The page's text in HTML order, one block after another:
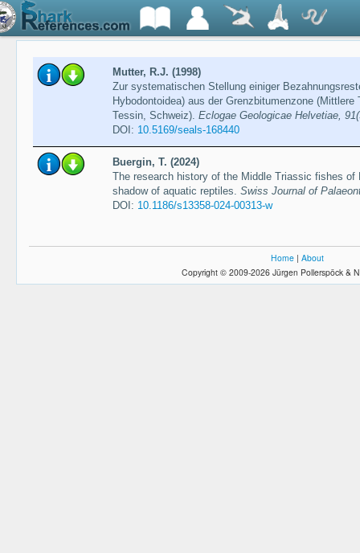
Mutter, R.J. (1998)
Zur systematischen Stellung einiger
Hybodontoidea) aus der Grenzbitumenzone
Tessin, Schweiz). Eclogae Geologicae Helvetiae,
DOI: 10.5169/seals-168440
Buergin, T. (2024)
The research history of the Middle Triassic fishes
shadow of aquatic reptiles. Swiss Journal of
DOI: 10.1186/s13358-024-00313-w
Home | About
Copyright © 2009-2026 Jürgen Pollerspöck &